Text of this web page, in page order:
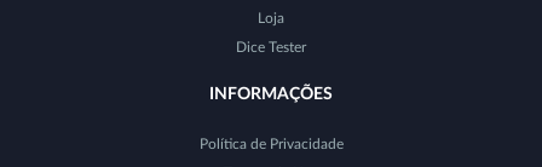
Loja
Dice Tester
INFORMAÇÕES
Política de Privacidade